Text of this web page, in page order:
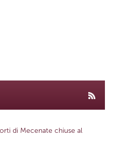
di Mecenate chiuse al